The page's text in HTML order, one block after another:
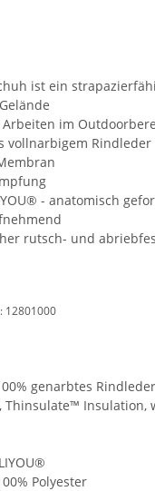
ist ein
im
vollnarbigem Rindleder
- anatomisch
rutsch- und
12801000
genarbtes Rindleder
Thinsulate™ Insulation,
Polyester